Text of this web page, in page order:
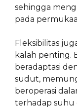
sehingga
pada
Fleksibilitas
kalah penting.
beradaptasi
sudut,
beroperasi
terhadap suhu